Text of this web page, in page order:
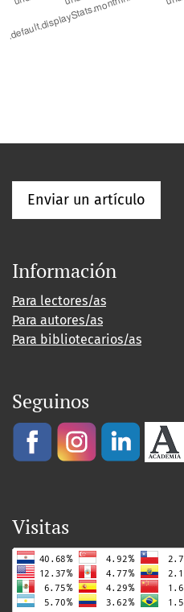
Enviar un artículo
Información
Para lectores/as
Para autores/as
Para bibliotecarios/as
Seguinos
Visitas